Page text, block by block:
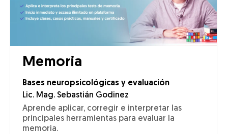
Memoria
Bases neuropsicológicas y evaluación
Lic. Mag. Sebastián Godinez
Aprende aplicar, corregir e interpretar las
principales herramientas para evaluar la
memoria.